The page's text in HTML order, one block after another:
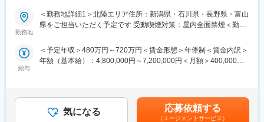
◆募集背景
当社では、グローバル戦略に基づく新製品の導入拡大や、 取扱製
営業活動をさらに強化するため、新たな営業メンバーを募集する
こととなりました。
体的に関わりながら活躍いただけるポジションです。
※担当エリア：新潟県・石川県・長野県・富山県を予定していま
勤務地
＜勤務地詳細1＞北陸エリア住所：新潟県・石川県・長野県・富山
県をご担当いただく予定です 受動喫煙対策：屋内全面禁煙＜勤務
新宿1-26-2 新宿野村ビル３９階勤務地最寄駅：JR・地下鉄線／新
宿・西新宿駅受動喫煙対策：屋内全面禁煙変更の範囲：会社の定
給与
＜予定年収＞480万円～720万円＜賃金形態＞年俸制＜賃金内訳＞
年額（基本給）：4,800,000円～7,200,000円＜月額＞400,000円
金はあくまでも目安の金額であり、選考を通じて上下する可能性
があります。月給(月額)は固定手当を含めた表記です。
気になる 応募依頼する
（エージェントサービス）